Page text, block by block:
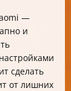
—
и
сделать
от лишних